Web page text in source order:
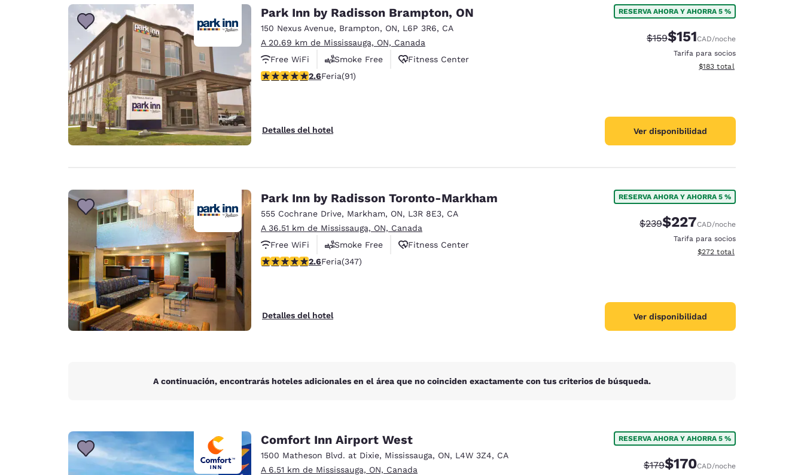
Español
Europa
Deutschland Germany
Spain
English
Ireland
English
Asia-Pacífico
Australia
English
India
English
Park Inn by Radisson Brampton, ON
150 Nexus Avenue, Brampton, ON, L6P 3R6, CA
A 20.69 km de Mississauga, ON, Canada
Free WiFi
Smoke Free
Fitness Center
calificación de 2.57 estrellas. Feria. 91 reseñas
2.6Feria(91)
Detalles del hotel
RESERVA AHORA Y AHORRA 5 %
Precio tachado:
$159Precio con descuento:
$151CAD/noche
Tarifa para socios
Ver detalles del total
$183 total
Ver disponibilidad
Park Inn by Radisson Toronto-Markham
555 Cochrane Drive, Markham, ON, L3R 8E3, CA
A 36.51 km de Mississauga, ON, Canada
Free WiFi
Smoke Free
Fitness Center
calificación de 2.56 estrellas. Feria. 347 reseñas
2.6Feria(347)
Detalles del hotel
RESERVA AHORA Y AHORRA 5 %
Precio tachado:
$239Precio con descuento:
$227CAD/noche
Tarifa para socios
Ver detalles del total
$272 total
Ver disponibilidad
A continuación, encontrarás hoteles adicionales en el área que no coinciden exactamente con tus criterios de búsqueda.
Comfort Inn Airport West
1500 Matheson Blvd. at Dixie, Mississauga, ON, L4W 3Z4, CA
A 6.51 km de Mississauga, ON, Canada
RESERVA AHORA Y AHORRA 5 %
Precio tachado:
$179Precio con descuento:
$170CAD/noche